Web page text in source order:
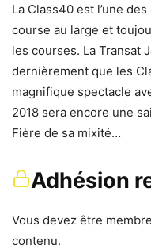
La Class40 est l’une
course au large et
les courses. La Transat
dernièrement que les
magnifique spectacle
2018 sera encore une
Fière de sa mixité…
Adhésion
Vous devez être
contenu.